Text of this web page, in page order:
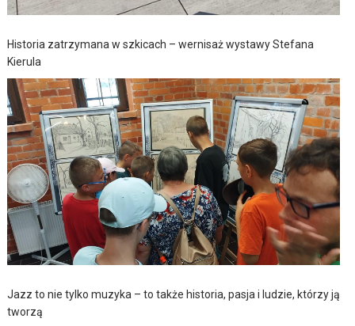
Historia zatrzymana w szkicach – wernisaż wystawy Stefana
Kierula
Jazz to nie tylko muzyka – to także historia, pasja i ludzie, którzy ją
tworzą